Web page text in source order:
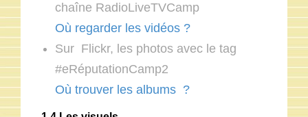
chaîne RadioLiveTVCamp
Où regarder les vidéos ?
Sur Flickr, les photos avec le tag
#eRéputationCamp2
Où trouver les albums ?